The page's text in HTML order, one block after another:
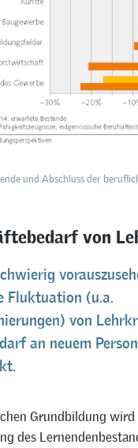
und Abschluss der
von
Fluktuation (u.a.
von
an neuem
Grundbildung
des